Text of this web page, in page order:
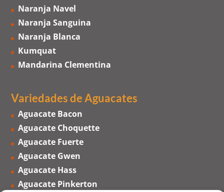
Naranja Navel
Naranja Sanguina
Naranja Blanca
Kumquat
Mandarina Clementina
Variedades de Aguacates
Aguacate Bacon
Aguacate Choquette
Aguacate Fuerte
Aguacate Gwen
Aguacate Hass
Aguacate Pinkerton